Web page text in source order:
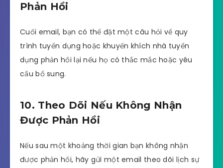
Phản Hồi
Cuối email, bạn có thể đặt một câu hỏi về quy
trình tuyển dụng hoặc khuyến khích nhà tuyển
dụng phản hồi lại nếu họ có thắc mắc hoặc yêu
cầu bổ sung.
10. Theo Dõi Nếu Không Nhận
Được Phản Hồi
Nếu sau một khoảng thời gian bạn không nhận
được phản hồi, hãy gửi một email theo dõi lịch sự